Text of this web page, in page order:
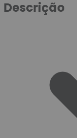
Descrição